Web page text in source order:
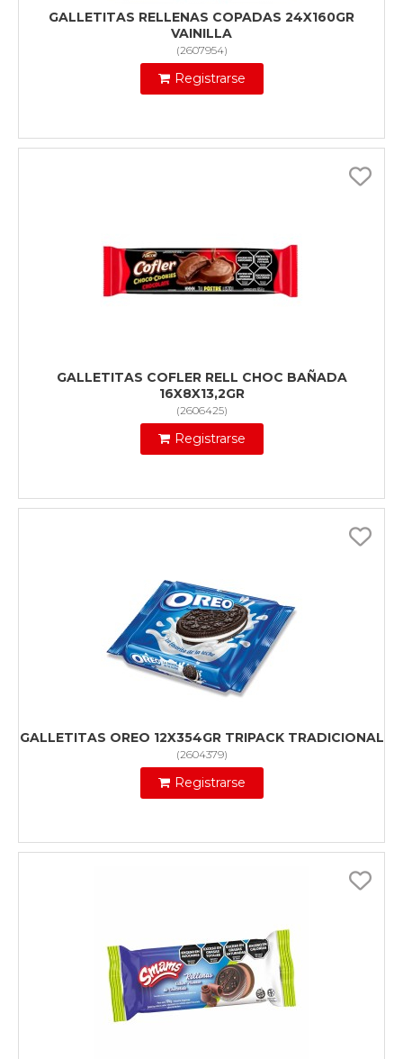
GALLETITAS RELLENAS COPADAS 24X160GR
VAINILLA
(2607954)
Registrarse
GALLETITAS COFLER RELL CHOC BAÑADA
16X8X13,2GR
(2606425)
Registrarse
GALLETITAS OREO 12X354GR TRIPACK TRADICIONAL
(2604379)
Registrarse